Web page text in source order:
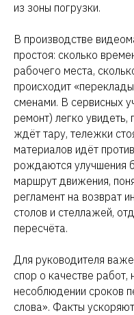
из зоны погрузки.
В производстве
простоя: сколько
рабочего места,
происходит
сменами. В сервисных
ремонт) легко
ждёт тару, тележки
материалов идёт
рождаются улучшения
маршрут движения,
регламент на возврат
столов и стеллажей,
пересчёта.
Для руководителя
спор о качестве работ,
несоблюдении сроков
слова». Факты